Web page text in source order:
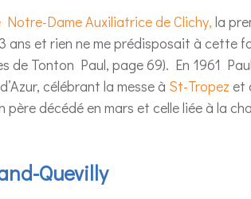
Dame Auxiliatrice de Clichy, la
ans et rien ne me prédisposait à cette
de Tonton Paul, page 69). En 1961
célébrant la messe à St-Tropez et
père décédé en mars et celle liée à la
Quevilly